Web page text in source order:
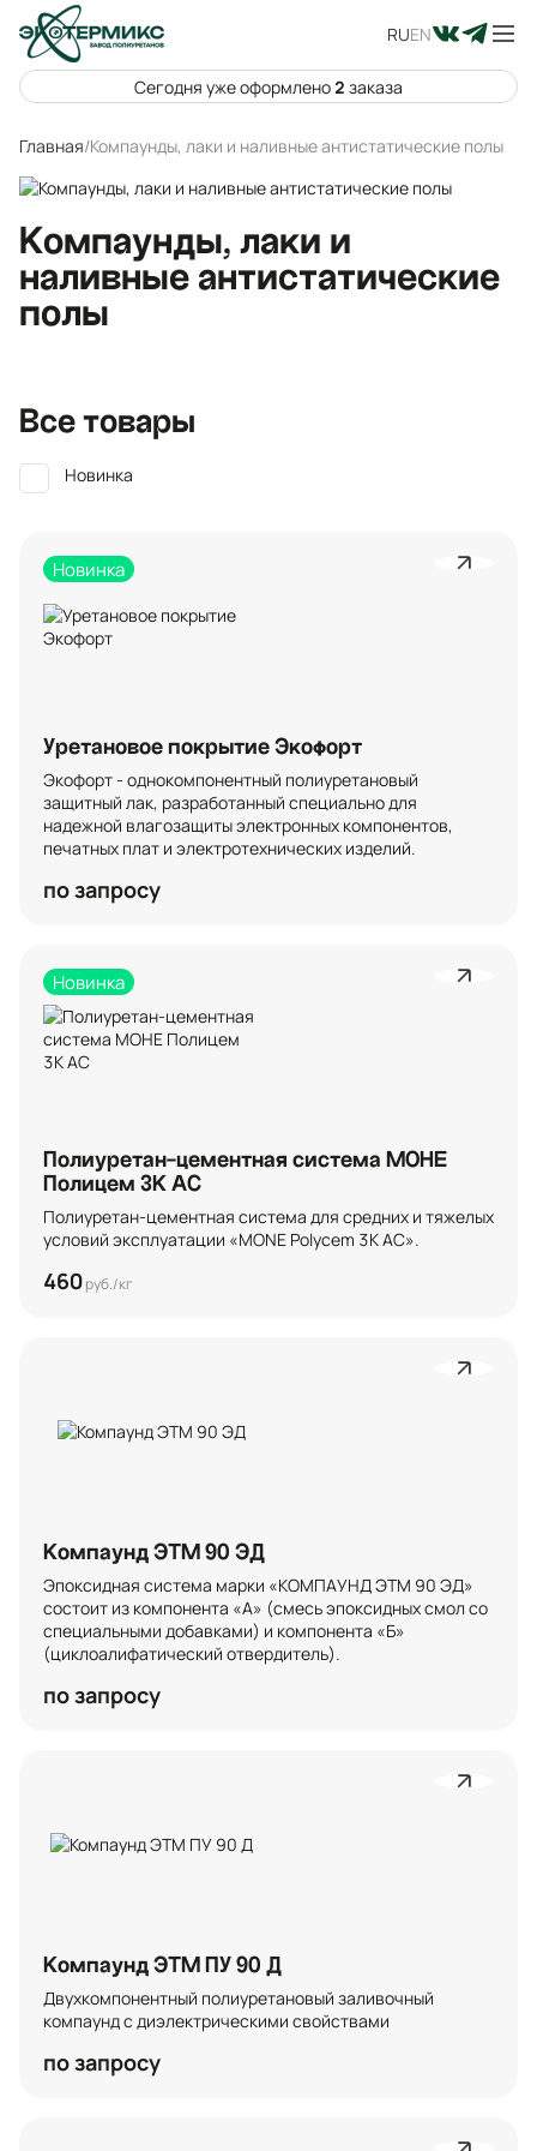
RUEN
Сегодня уже оформлено 2 заказа
Главная/Компаунды, лаки и наливные антистатические полы
Компаунды, лаки и
наливные антистатические
полы
Все товары
Новинка
Новинка
Уретановое покрытие Экофорт
Экофорт - однокомпонентный полиуретановый
защитный лак, разработанный специально для
надежной влагозащиты электронных компонентов,
печатных плат и электротехнических изделий.
по запросу
Новинка
Полиуретан-цементная система МОНЕ
Полицем 3K АС
Полиуретан-цементная система для средних и тяжелых
условий эксплуатации «MONE Polycem 3K АС».
460руб./кг
Компаунд ЭТМ 90 ЭД
Эпоксидная система марки «КОМПАУНД ЭТМ 90 ЭД»
состоит из компонента «А» (смесь эпоксидных смол со
специальными добавками) и компонента «Б»
(циклоалифатический отвердитель).
по запросу
Компаунд ЭТМ ПУ 90 Д
Двухкомпонентный полиуретановый заливочный
компаунд с диэлектрическими свойствами
по запросу